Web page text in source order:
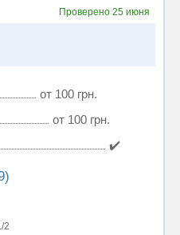
Проверено 25 июня
от 100 грн.
от 100 грн.
✔️
2